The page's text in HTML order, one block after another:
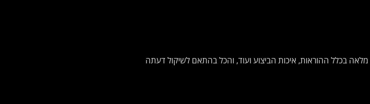
בכלל ההוראות, איכות הביצוע ועוד, והכל בהתאם לשיקול דעתה